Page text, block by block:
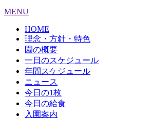
MENU
HOME
理念・方針・特色
園の概要
一日のスケジュール
年間スケジュール
ニュース
今日の1枚
今日の給食
入園案内